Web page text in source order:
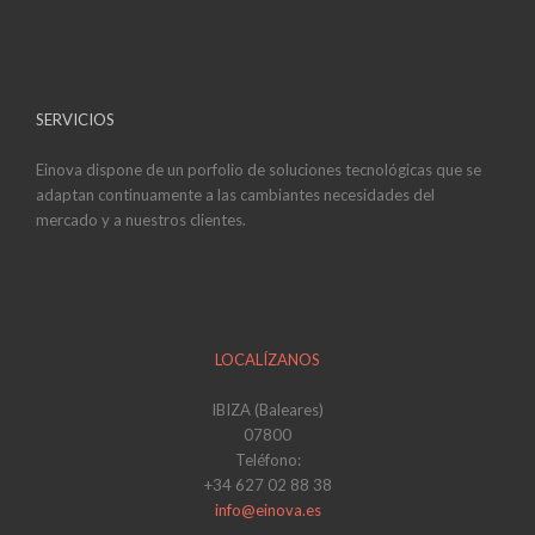
SERVICIOS
Einova dispone de un porfolio de soluciones tecnológicas que se
adaptan continuamente a las cambiantes necesidades del
mercado y a nuestros clientes.
LOCALÍZANOS
IBIZA (Baleares)
07800
Teléfono:
+34 627 02 88 38
info@einova.es